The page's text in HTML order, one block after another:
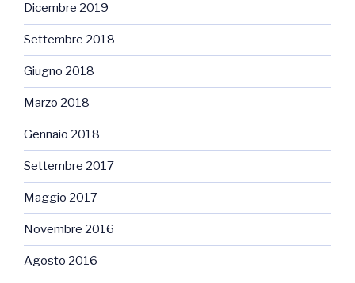
Dicembre 2019
Settembre 2018
Giugno 2018
Marzo 2018
Gennaio 2018
Settembre 2017
Maggio 2017
Novembre 2016
Agosto 2016